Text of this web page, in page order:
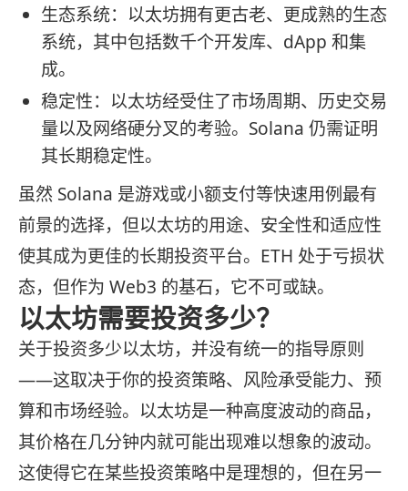
生态系统：以太坊拥有更古老、更成熟的生态
系统，其中包括数千个开发库、dApp 和集
成。
稳定性：以太坊经受住了市场周期、历史交易
量以及网络硬分叉的考验。Solana 仍需证明
其长期稳定性。
虽然 Solana 是游戏或小额支付等快速用例最有
前景的选择，但以太坊的用途、安全性和适应性
使其成为更佳的长期投资平台。ETH 处于亏损状
态，但作为 Web3 的基石，它不可或缺。
以太坊需要投资多少？
关于投资多少以太坊，并没有统一的指导原则
——这取决于你的投资策略、风险承受能力、预
算和市场经验。以太坊是一种高度波动的商品，
其价格在几分钟内就可能出现难以想象的波动。
这使得它在某些投资策略中是理想的，但在另一